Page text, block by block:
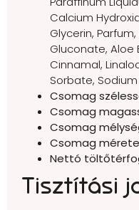
Calcium
Glycerin,
Gluconate, Aloe
Cinnamal,
Sorbate,
Csomag
Csomag
Csomag
Csomag
Nettó
Tisztítási